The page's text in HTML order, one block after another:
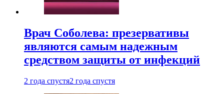
Врач Соболева: презервативы
являются самым надежным
средством защиты от инфекций
2 года спустя2 года спустя